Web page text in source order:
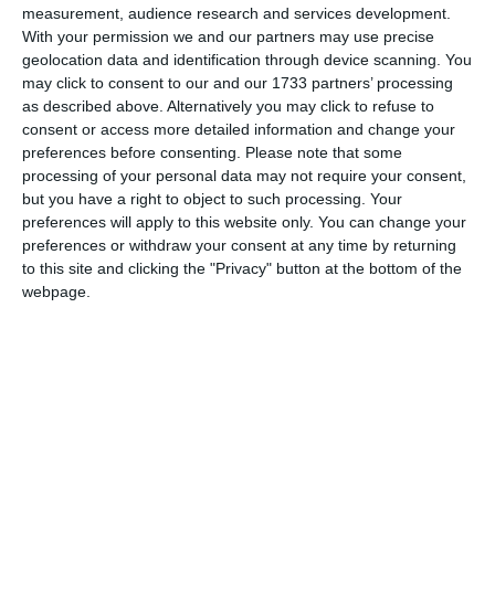
measurement, audience research and services development.
With your permission we and our partners may use precise
geolocation data and identification through device scanning. You
may click to consent to our and our 1733 partners’ processing
as described above. Alternatively you may click to refuse to
consent or access more detailed information and change your
preferences before consenting.
Please note that some
processing of your personal data may not require your consent,
but you have a right to object to such processing. Your
preferences will apply to this website only. You can change your
preferences or withdraw your consent at any time by returning
to this site and clicking the "Privacy" button at the bottom of the
webpage.
Am citit si sunt de acord curegulile de postare.
Acest formular colectează numele, e-mailul şi conținutul mesajului, astfel încât
să putem urmări comentariile tale pe site. Nu vom folosi datele tale în alt scop.
Pentru mai multe informaţii, consultă politica noastră de confidenţialitate, unde vei
primi mai multe privind informaţii despre cum și de ce stocăm datele tale.
Posteaza comentariul